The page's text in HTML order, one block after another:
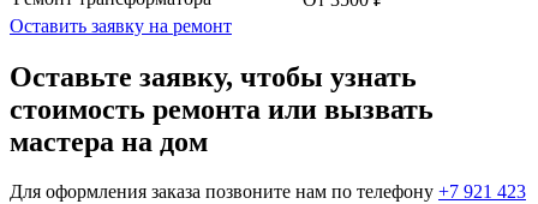
Оставить заявку на ремонт
Оставьте заявку, чтобы узнать
стоимость ремонта или вызвать
мастера на дом
Для оформления заказа позвоните нам по телефону +7 921 423